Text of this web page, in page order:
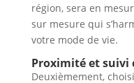
région, sera en
sur mesure qui
votre mode de vie.
Proximité et suivi
Deuxièmement,